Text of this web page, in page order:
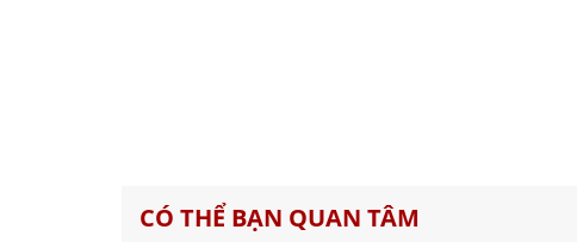
CÓ THỂ BẠN QUAN TÂM